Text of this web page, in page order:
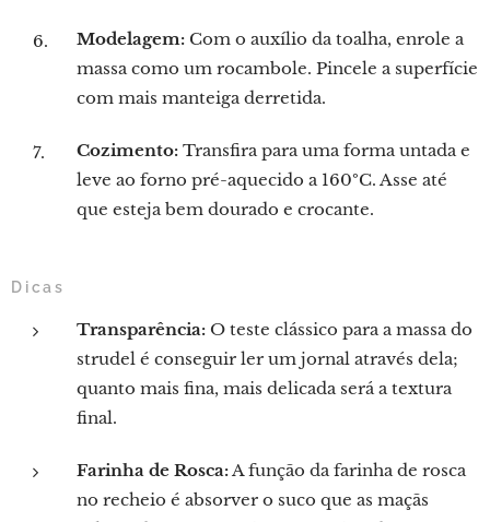
Modelagem: Com o auxílio da toalha, enrole a
massa como um rocambole. Pincele a superfície
com mais manteiga derretida.
Cozimento: Transfira para uma forma untada e
leve ao forno pré-aquecido a 160ºC. Asse até
que esteja bem dourado e crocante.
Dicas
Transparência: O teste clássico para a massa do
strudel é conseguir ler um jornal através dela;
quanto mais fina, mais delicada será a textura
final.
Farinha de Rosca:A função da farinha de rosca
no recheio é absorver o suco que as maçãs